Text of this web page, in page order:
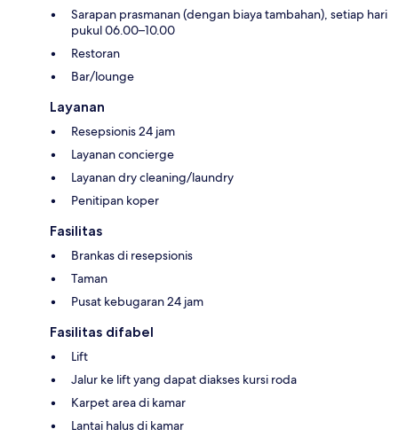
Sarapan prasmanan (dengan biaya tambahan), setiap hari
pukul 06.00–10.00
Restoran
Bar/lounge
Layanan
Resepsionis 24 jam
Layanan concierge
Layanan dry cleaning/laundry
Penitipan koper
Fasilitas
Brankas di resepsionis
Taman
Pusat kebugaran 24 jam
Fasilitas difabel
Lift
Jalur ke lift yang dapat diakses kursi roda
Karpet area di kamar
Lantai halus di kamar